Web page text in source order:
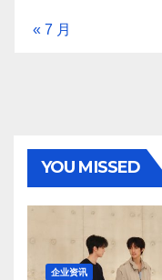
« 7 月
YOU MISSED
企业资讯